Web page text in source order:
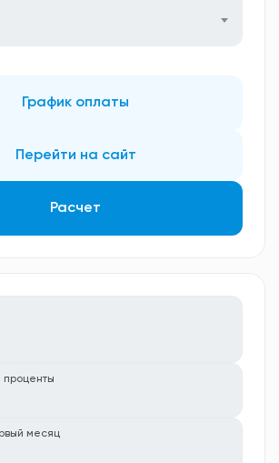
График оплаты
Перейти на сайт
Расчет
месяц